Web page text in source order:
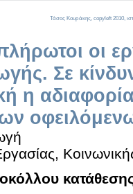
οι
Σε
η
Τάσος Κουράκης, copyleft 2010,